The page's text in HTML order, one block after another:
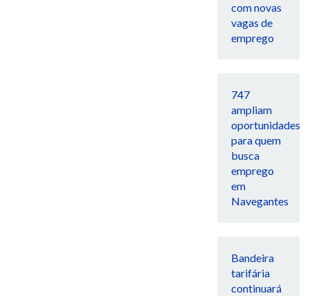
com novas
vagas de
emprego
747
ampliam
oportunidades
para quem
busca
emprego
em
Navegantes
Bandeira
tarifária
continuará